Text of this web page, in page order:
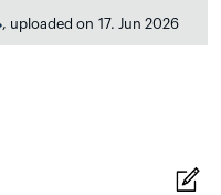
, uploaded on 17. Jun 2026